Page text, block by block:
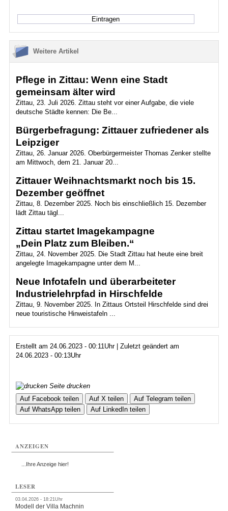
Weitere Artikel
Pflege in Zittau: Wenn eine Stadt
gemeinsam älter wird
Zittau, 23. Juli 2026. Zittau steht vor einer Aufgabe, die viele
deutsche Städte kennen: Die Be...
Bürgerbefragung: Zittauer zufriedener als
Leipziger
Zittau, 26. Januar 2026. Oberbürgermeister Thomas Zenker stellte
am Mittwoch, dem 21. Januar 20...
Zittauer Weihnachtsmarkt noch bis 15.
Dezember geöffnet
Zittau, 8. Dezember 2025. Noch bis einschließlich 15. Dezember
lädt Zittau tägl...
Zittau startet Imagekampagne
„Dein Platz zum Bleiben.“
Zittau, 24. November 2025. Die Stadt Zittau hat heute eine breit
angelegte Imagekampagne unter dem M...
Neue Infotafeln und überarbeiteter
Industrielehrpfad in Hirschfelde
Zittau, 9. November 2025. In Zittaus Ortsteil Hirschfelde sind drei
neue touristische Hinweistafeln ...
Erstellt am 24.06.2023 - 00:11Uhr | Zuletzt geändert am
24.06.2023 - 00:13Uhr
Seite drucken
Auf Facebook teilen
Auf X teilen
Auf Telegram teilen
Auf WhatsApp teilen
Auf LinkedIn teilen
ANZEIGEN
...Ihre Anzeige hier!
LESER
03.04.2026 - 18:21Uhr
Modell der Villa Machnin